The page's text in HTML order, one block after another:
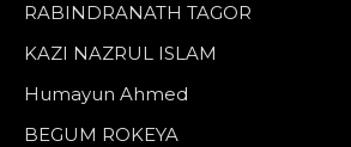
RABINDRANATH TAGOR
KAZI NAZRUL ISLAM
Humayun Ahmed
BEGUM ROKEYA